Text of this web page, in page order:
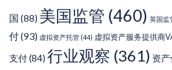
国 (88) 美国监管 (460) 英国监
付(93) 虚拟资产托管 (44) 虚拟资产服务提供商
支付(84) 行业观察 (361) 资